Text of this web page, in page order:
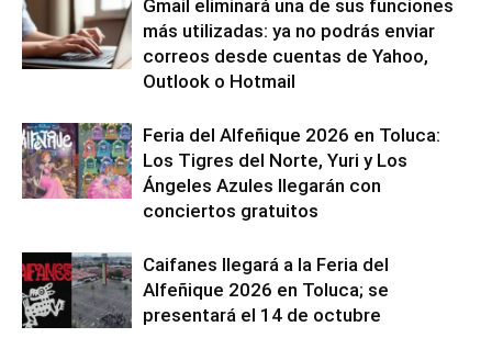
Gmail eliminará una de sus funciones
más utilizadas: ya no podrás enviar
correos desde cuentas de Yahoo,
Outlook o Hotmail
Feria del Alfeñique 2026 en Toluca:
Los Tigres del Norte, Yuri y Los
Ángeles Azules llegarán con
conciertos gratuitos
Caifanes llegará a la Feria del
Alfeñique 2026 en Toluca; se
presentará el 14 de octubre